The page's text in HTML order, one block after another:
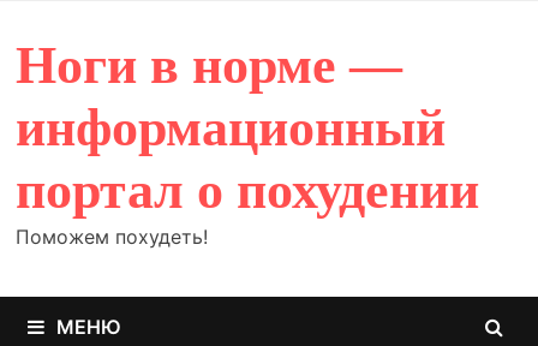
содержимому
Ноги в норме —
информационный
портал о похудении
Поможем похудеть!
МЕНЮ